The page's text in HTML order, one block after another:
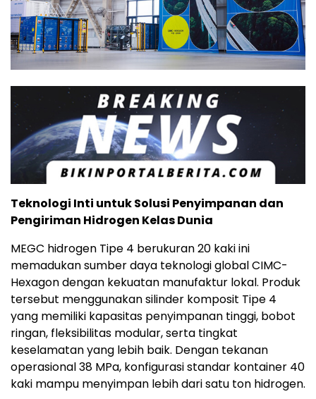
Teknologi Inti untuk Solusi Penyimpanan dan
Pengiriman Hidrogen Kelas Dunia
MEGC hidrogen Tipe 4 berukuran 20 kaki ini
memadukan sumber daya teknologi global CIMC-
Hexagon dengan kekuatan manufaktur lokal. Produk
tersebut menggunakan silinder komposit Tipe 4
yang memiliki kapasitas penyimpanan tinggi, bobot
ringan, fleksibilitas modular, serta tingkat
keselamatan yang lebih baik. Dengan tekanan
operasional 38 MPa, konfigurasi standar kontainer 40
kaki mampu menyimpan lebih dari satu ton hidrogen.